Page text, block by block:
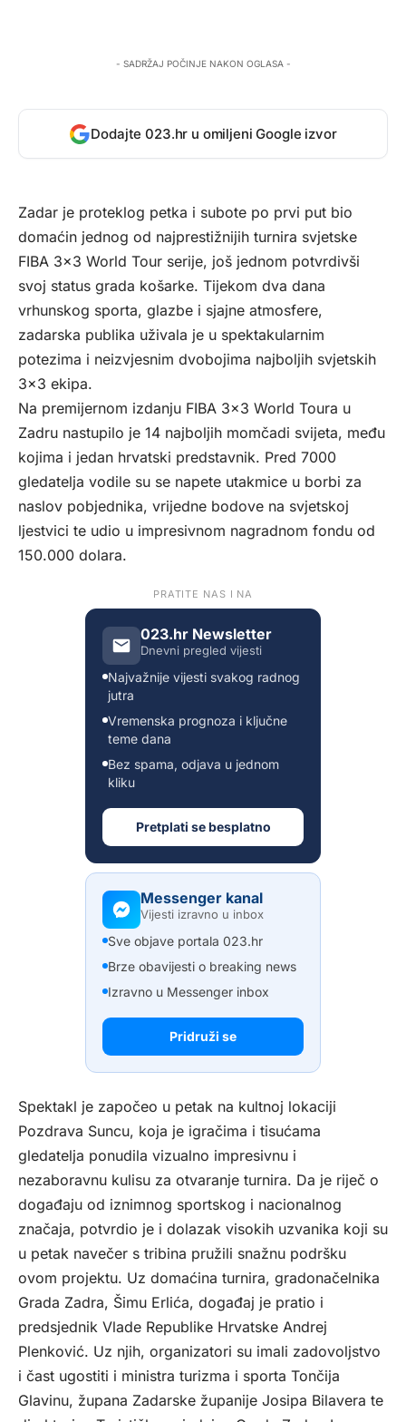
- SADRŽAJ POČINJE NAKON OGLASA -
Dodajte 023.hr u omiljeni Google izvor
Zadar je proteklog petka i subote po prvi put bio
domaćin jednog od najprestižnijih turnira svjetske
FIBA 3×3 World Tour serije, još jednom potvrdivši
svoj status grada košarke. Tijekom dva dana
vrhunskog sporta, glazbe i sjajne atmosfere,
zadarska publika uživala je u spektakularnim
potezima i neizvjesnim dvobojima najboljih svjetskih
3×3 ekipa.
Na premijernom izdanju FIBA 3×3 World Toura u
Zadru nastupilo je 14 najboljih momčadi svijeta, među
kojima i jedan hrvatski predstavnik. Pred 7000
gledatelja vodile su se napete utakmice u borbi za
naslov pobjednika, vrijedne bodove na svjetskoj
ljestvici te udio u impresivnom nagradnom fondu od
150.000 dolara.
PRATITE NAS I NA
023.hr Newsletter
Dnevni pregled vijesti
Najvažnije vijesti svakog radnog
jutra
Vremenska prognoza i ključne
teme dana
Bez spama, odjava u jednom
kliku
Pretplati se besplatno
Messenger kanal
Vijesti izravno u inbox
Sve objave portala 023.hr
Brze obavijesti o breaking news
Izravno u Messenger inbox
Pridruži se
Spektakl je započeo u petak na kultnoj lokaciji
Pozdrava Suncu, koja je igračima i tisućama
gledatelja ponudila vizualno impresivnu i
nezaboravnu kulisu za otvaranje turnira. Da je riječ o
događaju od iznimnog sportskog i nacionalnog
značaja, potvrdio je i dolazak visokih uzvanika koji su
u petak navečer s tribina pružili snažnu podršku
ovom projektu. Uz domaćina turnira, gradonačelnika
Grada Zadra, Šimu Erlića, događaj je pratio i
predsjednik Vlade Republike Hrvatske Andrej
Plenković. Uz njih, organizatori su imali zadovoljstvo
i čast ugostiti i ministra turizma i sporta Tončija
Glavinu, župana Zadarske županije Josipa Bilavera te